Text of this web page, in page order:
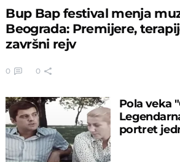
Bup Bap festival menja
Beograda: Premijere,
završni rejv
0 0
Pola veka
portret